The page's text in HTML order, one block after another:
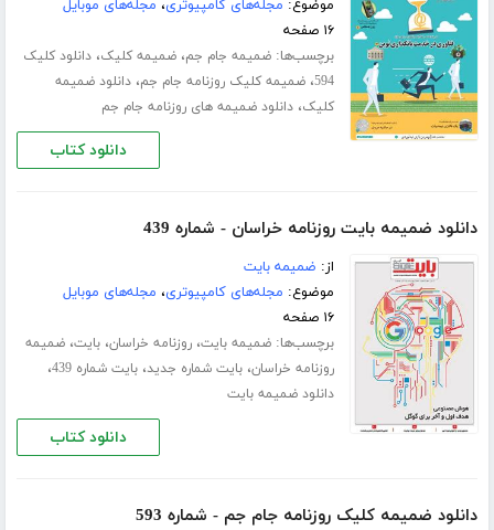
موضوع: مجله‌های کامپیوتری، مجله‌های موبایل
۱۶ صفحه
برچسب‌ها:ضمیمه جام جم،ضمیمه کلیک،دانلود کلیک
594،ضمیمه کلیک روزنامه جام جم،دانلود ضمیمه
کلیک،دانلود ضمیمه های روزنامه جام جم
دانلود کتاب
دانلود ضمیمه بایت روزنامه خراسان - شماره 439
از: ضمیمه بایت
موضوع: مجله‌های کامپیوتری، مجله‌های موبایل
۱۶ صفحه
برچسب‌ها:ضمیمه بایت،روزنامه خراسان،بایت،ضمیمه
روزنامه خراسان،بایت شماره جدید،بایت شماره 439 ،
دانلود ضمیمه بایت
دانلود کتاب
دانلود ضمیمه کلیک روزنامه جام جم - شماره 593